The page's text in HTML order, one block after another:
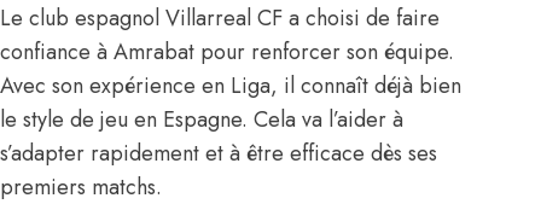
Le club espagnol Villarreal CF a choisi de faire
confiance à Amrabat pour renforcer son équipe.
Avec son expérience en Liga, il connaît déjà bien
le style de jeu en Espagne. Cela va l’aider à
s’adapter rapidement et à être efficace dès ses
premiers matchs.